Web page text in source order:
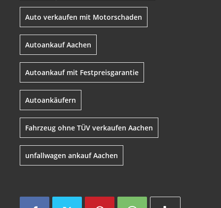
Auto verkaufen mit Motorschaden
Autoankauf Aachen
Autoankauf mit Festpreisgarantie
Autoankäufern
Fahrzeug ohne TÜV verkaufen Aachen
unfallwagen ankauf Aachen